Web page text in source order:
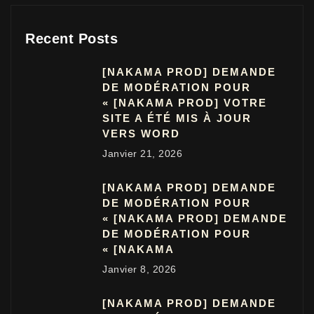
Recent Posts
[NAKAMA PROD] DEMANDE
DE MODÉRATION POUR
« [NAKAMA PROD] VOTRE
SITE A ÉTÉ MIS À JOUR
VERS WORD
Janvier 21, 2026
[NAKAMA PROD] DEMANDE
DE MODÉRATION POUR
« [NAKAMA PROD] DEMANDE
DE MODÉRATION POUR
« [NAKAMA
Janvier 8, 2026
[NAKAMA PROD] DEMANDE